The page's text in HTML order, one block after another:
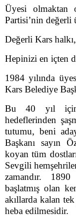
Üyesi olmaktan
Partisi’nin değerli
Değerli Kars halkı,
Hepinizi en içten
1984 yılında
Kars Belediye
Bu 40 yıl
hedeflerinden
tutumu, beni
Başkanı sayın
koyan tüm
Sevgili
zamandır.
başlatmış olan
akıllarda kalan
heba edilmesidir.